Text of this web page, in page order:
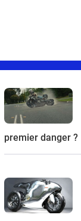
premier danger ?